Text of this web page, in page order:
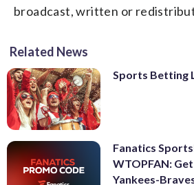
broadcast, written or
Related News
Sports Betting
Fanatics
WTOPFAN:
Yankees-